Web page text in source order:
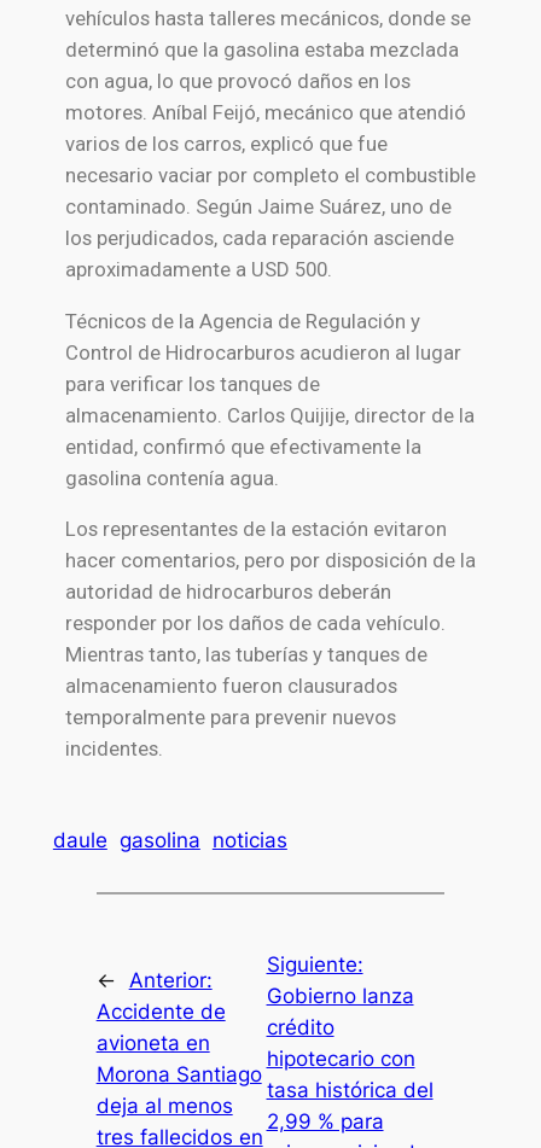
vehículos hasta talleres mecánicos, donde se
determinó que la gasolina estaba mezclada
con agua, lo que provocó daños en los
motores. Aníbal Feijó, mecánico que atendió
varios de los carros, explicó que fue
necesario vaciar por completo el combustible
contaminado. Según Jaime Suárez, uno de
los perjudicados, cada reparación asciende
aproximadamente a USD 500.
Técnicos de la Agencia de Regulación y
Control de Hidrocarburos acudieron al lugar
para verificar los tanques de
almacenamiento. Carlos Quijije, director de la
entidad, confirmó que efectivamente la
gasolina contenía agua.
Los representantes de la estación evitaron
hacer comentarios, pero por disposición de la
autoridad de hidrocarburos deberán
responder por los daños de cada vehículo.
Mientras tanto, las tuberías y tanques de
almacenamiento fueron clausurados
temporalmente para prevenir nuevos
incidentes.
daule gasolina noticias
← Anterior:
Accidente de
avioneta en
Morona Santiago
deja al menos
tres fallecidos en
Siguiente:
Gobierno lanza
crédito
hipotecario con
tasa histórica del
2,99 % para